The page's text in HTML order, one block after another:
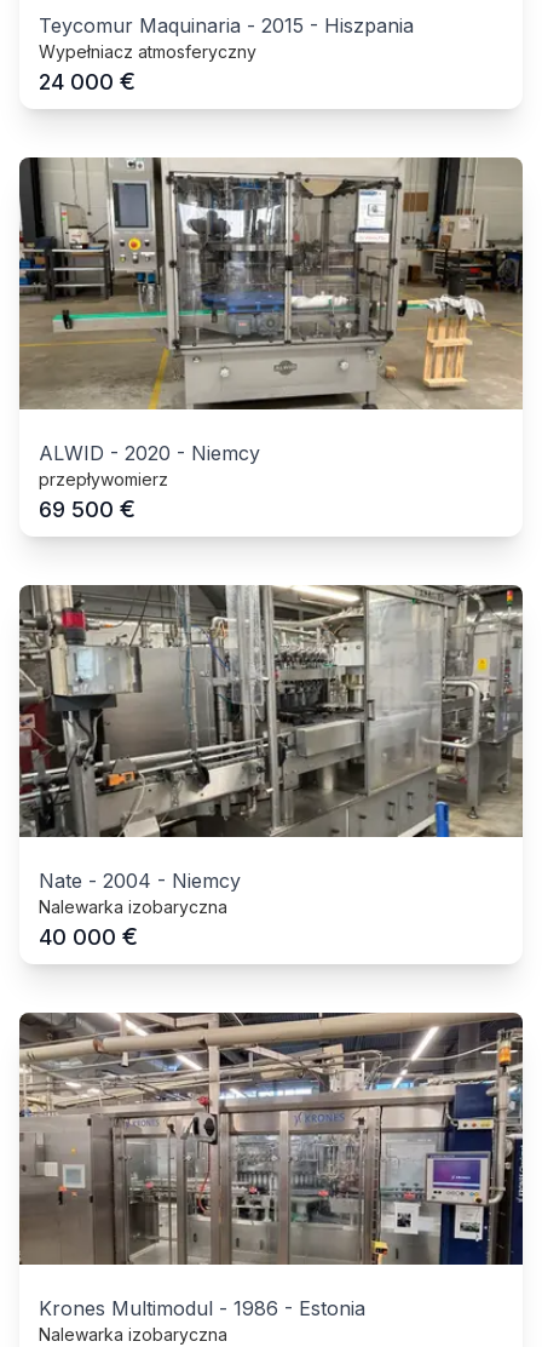
Teycomur Maquinaria - 2015 - Hiszpania
Wypełniacz atmosferyczny
24 000 €
ALWID - 2020 - Niemcy
przepływomierz
69 500 €
Nate - 2004 - Niemcy
Nalewarka izobaryczna
40 000 €
Krones Multimodul - 1986 - Estonia
Nalewarka izobaryczna